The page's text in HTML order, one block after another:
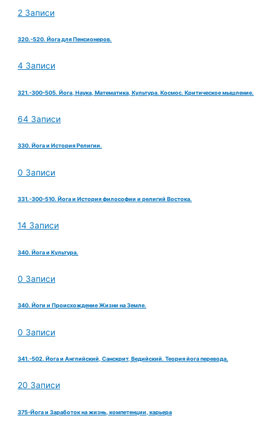
2 Записи
320.-520. Йога для Пенсионеров.
4 Записи
321.-300-505. Йога, Наука, Математика, Культура. Космос. Критическое мышление.
64 Записи
330. Йога и История Религии.
0 Записи
331.-300-510. Йога и История философии и религий Востока.
14 Записи
340. Йога и Культура.
0 Записи
340. Йоги и Происхождение Жизни на Земле.
0 Записи
341.-502. Йога и Английский, Санскрит, Ведийский. Теория йога перевода.
20 Записи
375-Йога и Заработок на жизнь, компетенции, карьера